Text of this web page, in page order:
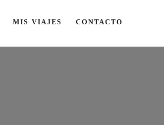
MIS VIAJES CONTACTO